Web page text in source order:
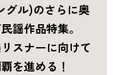
グル)のさらに奥
謡作品特集。
スナーに向けて
を進める！